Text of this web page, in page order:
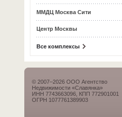
ММДЦ Москва Сити
Центр Москвы
Все комплексы
© 2007–2026 ООО Агентство
Недвижимости «Славянка»
ИНН 7743663096, КПП 772901001
ОГРН 1077761389903